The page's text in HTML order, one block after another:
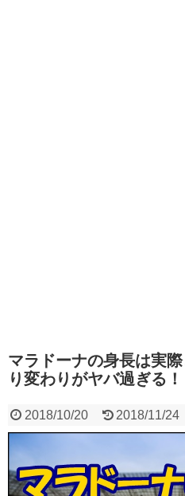
マラドーナの身長は実
り変わりがヤバ過ぎる！
2018/10/20 2018/11/24